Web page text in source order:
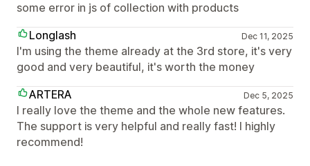
some error in js of collection with products
Longlash
Dec 11, 2025
I'm using the theme already at the 3rd store, it's very
good and very beautiful, it's worth the money
ARTERA
Dec 5, 2025
I really love the theme and the whole new features.
The support is very helpful and really fast! I highly
recommend!